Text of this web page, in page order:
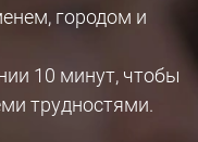
городом и
10 минут, чтобы
трудностями.